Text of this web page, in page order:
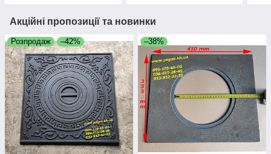
Акційні пропозиції та новинки
Розпродаж –42% –38%